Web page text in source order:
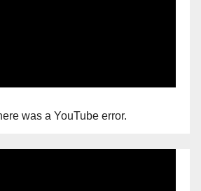
was a YouTube error.